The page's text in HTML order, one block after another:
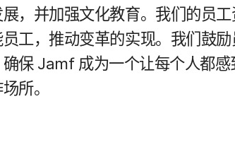
，​并​加强​文化​教育。​我们​的​员
工，​推动​变革​的​实现。​我们​鼓
保Jamf 成为​一​个​让​每​个​人​都​
所。